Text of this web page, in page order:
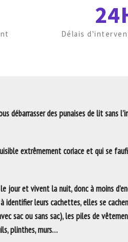
Délais
débarrasser des punaises de lit sans
extrêmement coriace et qui se
jour et vivent la nuit, donc à moins
identifier leurs cachettes, elles se
sac ou sans sac), les piles de
plinthes, murs…